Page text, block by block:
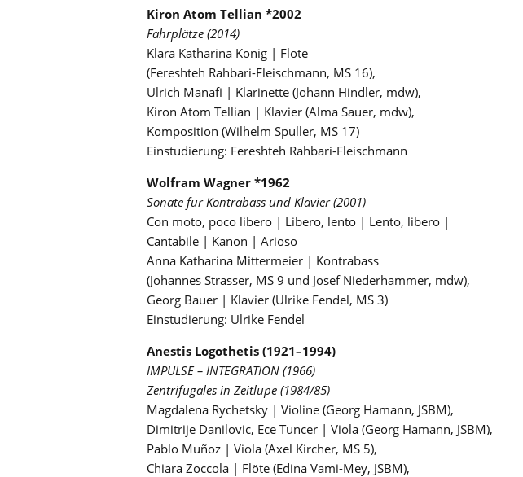
Kiron Atom Tellian *2002
Fahrplätze (2014)
Klara Katharina König | Flöte
(Fereshteh Rahbari-Fleischmann, MS 16),
Ulrich Manafi | Klarinette (Johann Hindler, mdw),
Kiron Atom Tellian | Klavier (Alma Sauer, mdw),
Komposition (Wilhelm Spuller, MS 17)
Einstudierung: Fereshteh Rahbari-Fleischmann
Wolfram Wagner *1962
Sonate für Kontrabass und Klavier (2001)
Con moto, poco libero | Libero, lento | Lento, libero |
Cantabile | Kanon | Arioso
Anna Katharina Mittermeier | Kontrabass
(Johannes Strasser, MS 9 und Josef Niederhammer, mdw),
Georg Bauer | Klavier (Ulrike Fendel, MS 3)
Einstudierung: Ulrike Fendel
Anestis Logothetis (1921–1994)
IMPULSE – INTEGRATION (1966)
Zentrifugales in Zeitlupe (1984/85)
Magdalena Rychetsky | Violine (Georg Hamann, JSBM),
Dimitrije Danilovic, Ece Tuncer | Viola (Georg Hamann, JSBM),
Pablo Muñoz | Viola (Axel Kircher, MS 5),
Chiara Zoccola | Flöte (Edina Vami-Mey, JSBM),